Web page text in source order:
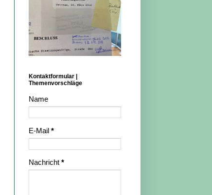
Kontaktformular |
Themenvorschläge
Name
E-Mail *
Nachricht *